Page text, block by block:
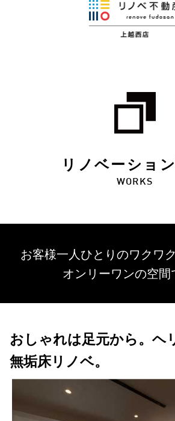
リノベーショ
WORKS
お客様一人ひとりのワクワ
オンリーワンの空間
おしゃれは足元から。ヘ
無垢床リノベ。